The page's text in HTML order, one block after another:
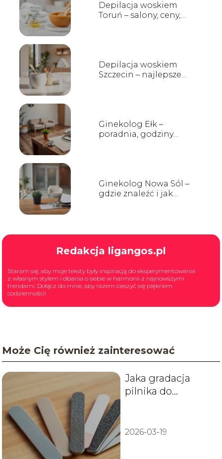
Depilacja woskiem
Toruń – salony, ceny,
Depilacja woskiem
Szczecin – najlepsze
Ginekolog Ełk –
poradnia, godziny
Ginekolog Nowa Sól –
gdzie znaleźć i jak
Redakcja ligangos.pl
Staram się, aby moje teksty były inspiracją do eksperymentowania
z własnym stylem i dbania o siebie w harmonii z najnowszymi
trendami. Dołącz do mnie, aby razem cieszyć się pięknem
codzienności!
Może Cię również zainteresować
Jaka gradacja
pilnika do
2026-03-19